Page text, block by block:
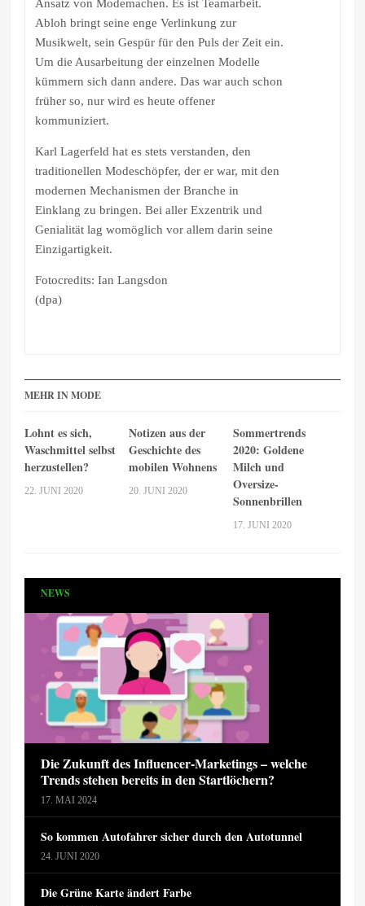
Ansatz von Modemachen. Es ist Teamarbeit.
Abloh bringt seine enge Verlinkung zur
Musikwelt, sein Gespür für den Puls der Zeit ein.
Um die Ausarbeitung der einzelnen Modelle
kümmern sich dann andere. Das war auch schon
früher so, nur wird es heute offener
kommuniziert.
Karl Lagerfeld hat es stets verstanden, den
traditionellen Modeschöpfer, der er war, mit den
modernen Mechanismen der Branche in
Einklang zu bringen. Bei aller Exzentrik und
Genialität lag womöglich vor allem darin seine
Einzigartigkeit.
Fotocredits: Ian Langsdon
(dpa)
MEHR IN MODE
Lohnt es sich,
Waschmittel selbst
herzustellen?
22. JUNI 2020
Notizen aus der
Geschichte des
mobilen Wohnens
20. JUNI 2020
Sommertrends
2020: Goldene
Milch und
Oversize-
Sonnenbrillen
17. JUNI 2020
NEWS
Die Zukunft des Influencer-Marketings – welche
Trends stehen bereits in den Startlöchern?
17. MAI 2024
So kommen Autofahrer sicher durch den Autotunnel
24. JUNI 2020
Die Grüne Karte ändert Farbe